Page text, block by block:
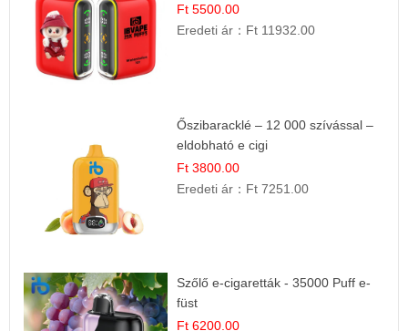
Ft 5500.00
Eredeti ár： Ft 11932.00
Őszibaracklé – 12 000 szívással –
eldobható e cigi
Ft 3800.00
Eredeti ár： Ft 7251.00
Szőlő e-cigaretták - 35000 Puff e-
füst
Ft 6200.00